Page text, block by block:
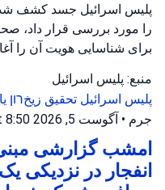
پلیس اسرائیل جسد کشف
را مورد بررسی قرار داد،
برای شناسایی هویت آن را
منبع: پلیس اسرائیل
پلیس اسرائیل تحقیق زیخרון
جرم • آگوست 5, 2026 at 8:50 ق.ظ
امشب گزارشی
انفجار در نزدیکی